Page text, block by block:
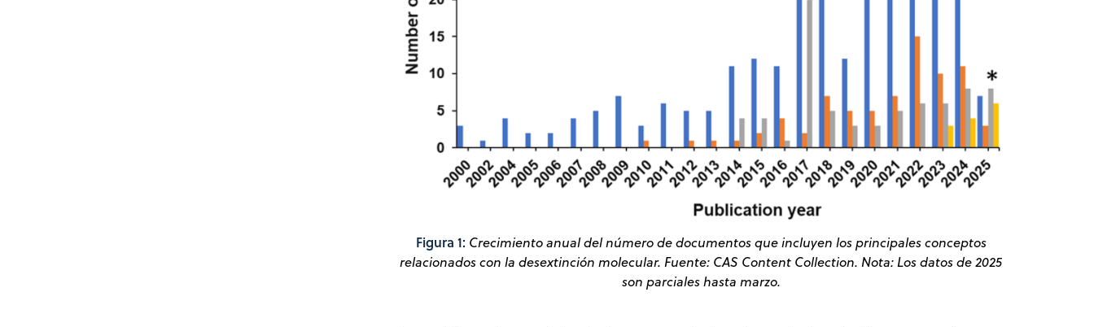
Figura 1: Crecimiento anual del número de documentos que incluyen los principales conceptos
relacionados con la desextinción molecular. Fuente: CAS Content Collection. Nota: Los datos de 2025
son parciales hasta marzo.